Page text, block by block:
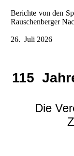
Berichte von den
Rauschenberger
26. Juli 2026
115
Die